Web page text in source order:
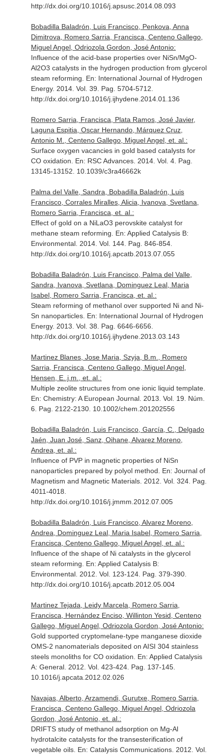
http://dx.doi.org/10.1016/j.apsusc.2014.08.093
Bobadilla Baladrón, Luis Francisco, Penkova, Anna
Dimitrova, Romero Sarria, Francisca, Centeno Gallego,
Miguel Angel, Odriozola Gordon, José Antonio:
Influence of the acid-base properties over NiSn/MgO-
Al2O3 catalysts in the hydrogen production from glycerol
steam reforming. En: International Journal of Hydrogen
Energy. 2014. Vol. 39. Pag. 5704-5712.
http://dx.doi.org/10.1016/j.ijhydene.2014.01.136
Romero Sarria, Francisca, Plata Ramos, José Javier,
Laguna Espitia, Oscar Hernando, Márquez Cruz,
Antonio M., Centeno Gallego, Miguel Angel, et. al.:
Surface oxygen vacancies in gold based catalysts for
CO oxidation. En: RSC Advances. 2014. Vol. 4. Pag.
13145-13152. 10.1039/c3ra46662k
Palma del Valle, Sandra, Bobadilla Baladrón, Luis
Francisco, Corrales Miralles, Alicia, Ivanova, Svetlana,
Romero Sarria, Francisca, et. al.:
Effect of gold on a NiLaO3 perovskite catalyst for
methane steam reforming. En: Applied Catalysis B:
Environmental. 2014. Vol. 144. Pag. 846-854.
http://dx.doi.org/10.1016/j.apcatb.2013.07.055
Bobadilla Baladrón, Luis Francisco, Palma del Valle,
Sandra, Ivanova, Svetlana, Dominguez Leal, Maria
Isabel, Romero Sarria, Francisca, et. al.:
Steam reforming of methanol over supported Ni and Ni-
Sn nanoparticles. En: International Journal of Hydrogen
Energy. 2013. Vol. 38. Pag. 6646-6656.
http://dx.doi.org/10.1016/j.ijhydene.2013.03.143
Martinez Blanes, Jose Maria, Szyja, B.m., Romero
Sarria, Francisca, Centeno Gallego, Miguel Angel,
Hensen, E..j.m., et. al.:
Multiple zeolite structures from one ionic liquid template.
En: Chemistry: A European Journal. 2013. Vol. 19. Núm.
6. Pag. 2122-2130. 10.1002/chem.201202556
Bobadilla Baladrón, Luis Francisco, García, C., Delgado
Jaén, Juan José, Sanz, Oihane, Alvarez Moreno,
Andrea, et. al.:
Influence of PVP in magnetic properties of NiSn
nanoparticles prepared by polyol method. En: Journal of
Magnetism and Magnetic Materials. 2012. Vol. 324. Pag.
4011-4018.
http://dx.doi.org/10.1016/j.jmmm.2012.07.005
Bobadilla Baladrón, Luis Francisco, Alvarez Moreno,
Andrea, Dominguez Leal, Maria Isabel, Romero Sarria,
Francisca, Centeno Gallego, Miguel Angel, et. al.:
Influence of the shape of Ni catalysts in the glycerol
steam reforming. En: Applied Catalysis B:
Environmental. 2012. Vol. 123-124. Pag. 379-390.
http://dx.doi.org/10.1016/j.apcatb.2012.05.004
Martinez Tejada, Leidy Marcela, Romero Sarria,
Francisca, Hernández Enciso, Willinton Yesid, Centeno
Gallego, Miguel Angel, Odriozola Gordon, José Antonio:
Gold supported cryptomelane-type manganese dioxide
OMS-2 nanomaterials deposited on AISI 304 stainless
steels monoliths for CO oxidation. En: Applied Catalysis
A: General. 2012. Vol. 423-424. Pag. 137-145.
10.1016/j.apcata.2012.02.026
Navajas, Alberto, Arzamendi, Gurutxe, Romero Sarria,
Francisca, Centeno Gallego, Miguel Angel, Odriozola
Gordon, José Antonio, et. al.:
DRIFTS study of methanol adsorption on Mg-Al
hydrotalcite catalysts for the transesterification of
vegetable oils. En: Catalysis Communications. 2012. Vol.